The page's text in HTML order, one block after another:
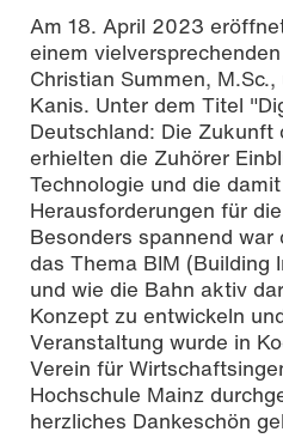
Am 18. April 2023
einem
Christian Summen,
Kanis. Unter dem Titel
Deutschland: Die Zukunft
erhielten die Zuhörer
Technologie und die
Herausforderungen für
Besonders spannend
das Thema BIM (Building
und wie die Bahn aktiv
Konzept zu entwickeln
Veranstaltung wurde in
Verein für
Hochschule Mainz
herzliches Dankeschön